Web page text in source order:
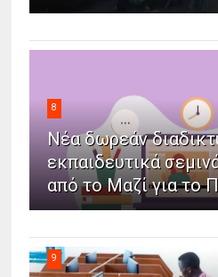
8
Νέα δωρεάν
εκπαιδευτικά
από το Μαζί για το
9